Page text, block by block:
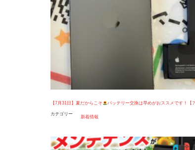
【7月31日】夏だからこそ バッテリー交換は早めがおススメです！【
カテゴリー
新着情報